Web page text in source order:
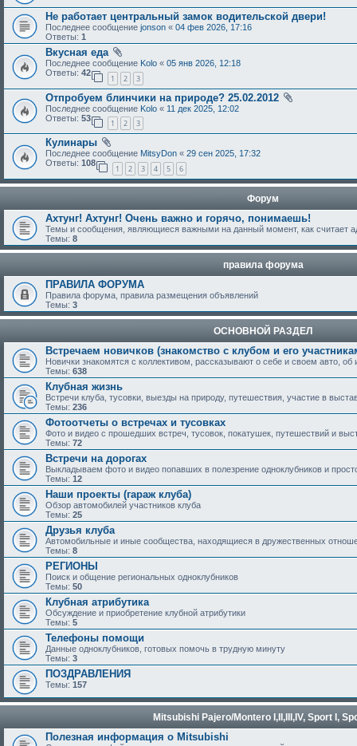
Не работает центральный замок водительской двери!
Последнее сообщение jonson « 04 фев 2026, 17:16
Ответы: 1
Вкусная еда
Последнее сообщение Kolo « 05 янв 2026, 12:18
Ответы: 42
1 2 3
Отпробуем блинчики на природе? 25.02.2012
Последнее сообщение Kolo « 11 дек 2025, 12:02
Ответы: 53
1 2 3
Кулинары
Последнее сообщение MitsyDon « 29 сен 2025, 17:32
Ответы: 108
1 2 3 4 5 6
Форум
Ахтунг! Ахтунг! Очень важно и горячо, понимаешь!
Темы и сообщения, являющиеся важными на данный момент, как считает
Темы: 8
правила форума
ПРАВИЛА ФОРУМА
Правила форума, правила размещения объявлений
Темы: 3
ОСНОВНОЙ РАЗДЕЛ
Встречаем новичков (знакомство с клубом и его
Новички знакомятся с коллективом, рассказывают о себе и своем авто, об
Темы: 638
Клубная жизнь
Встречи клуба, тусовки, выезды на природу, путешествия, участие в
Темы: 236
Фотоотчеты о встречах и тусовках
Фото и видео с прошедших встреч, тусовок, покатушек, путешествий и
Темы: 72
Встречи на дорогах
Выкладываем фото и видео попавших в полезрение одноклубников и
Темы: 12
Наши проекты (гараж клуба)
Обзор автомобилей участников клуба
Темы: 25
Друзья клуба
Автомобильные и иные сообщества, находящиеся в дружественных
Темы: 8
РЕГИОНЫ
Поиск и общение региональных одноклубников
Темы: 50
Клубная атрибутика
Обсуждение и приобретение клубной атрибутики
Темы: 5
Телефоны помощи
Данные одноклубников, готовых помочь в трудную минуту
Темы: 3
ПОЗДРАВЛЕНИЯ
Темы: 157
Mitsubishi Pajero/Montero I,II,III,IV, Sport I,
Полезная информация о Mitsubishi